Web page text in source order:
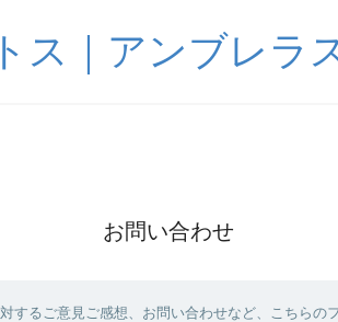
ス｜アンブレラ
お問い合わせ
するご意見ご感想、お問い合わせなど、こちらの